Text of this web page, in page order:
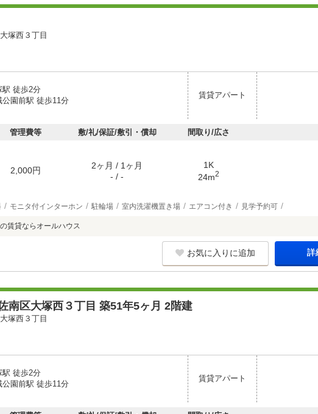
塚西３丁目
駅 徒歩2分
園前駅 徒歩11分
賃貸アパート
管理費等 敷/礼/保証/敷引・償却 間取り/広さ
2,000円
2ヶ月 / 1ヶ月
- / -
1K
24m2
モニタ付インターホン 駐輪場 室内洗濯機置き場 エアコン付き 見学予約可
賃貸ならオールハウス
お気に入りに追加 詳
南区大塚西３丁目 築51年5ヶ月 2階建
塚西３丁目
駅 徒歩2分
園前駅 徒歩11分
賃貸アパート